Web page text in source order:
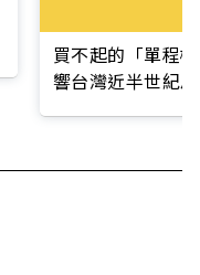
買不起的「單程
響台灣近半世紀